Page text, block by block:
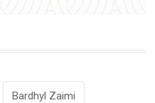
Bardhyl Zaimi